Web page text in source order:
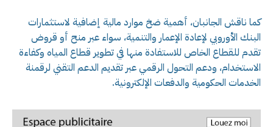
كما ناقش الجانبان، أهمية ضخ موارد مالية إضافية لاستثمارات
البنك الأوروبي لإعادة الإعمار والتنمية، سواء عبر منح أو قروض
تقدم للقطاع الخاص للاستفادة منها في تطوير قطاع المياه وكفاءة
الاستخدام، ودعم التحول الرقمي عبر تقديم الدعم التقني لرقمنة
الخدمات الحكومية والدفعات الإلكترونية.